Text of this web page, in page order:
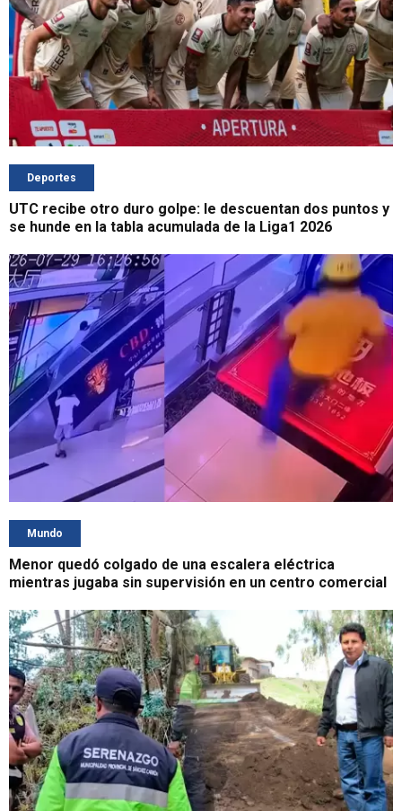
Deportes
UTC recibe otro duro golpe: le descuentan dos puntos y
se hunde en la tabla acumulada de la Liga1 2026
Mundo
Menor quedó colgado de una escalera eléctrica
mientras jugaba sin supervisión en un centro comercial